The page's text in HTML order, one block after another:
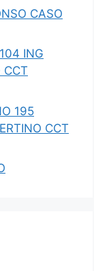
CASO
ING
CCT
195
CCT